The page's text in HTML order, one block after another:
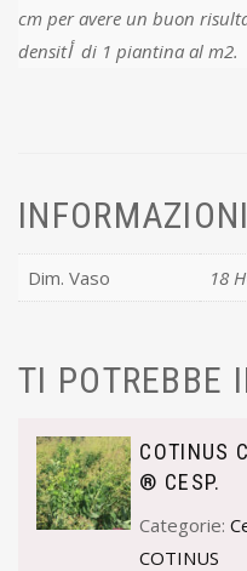
cm per avere un buon
densitأ di 1 piantina al m2.
Dim. Vaso 18
TI POTREBBE
COTINUS
® CESP.
Categorie:
COTINUS